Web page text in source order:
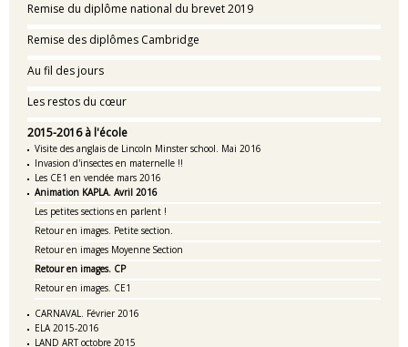
Remise du diplôme national du brevet 2019
Remise des diplômes Cambridge
Au fil des jours
Les restos du cœur
2015-2016 à l'école
Visite des anglais de Lincoln Minster school. Mai 2016
Invasion d'insectes en maternelle !!
Les CE1 en vendée mars 2016
Animation KAPLA. Avril 2016
Les petites sections en parlent !
Retour en images. Petite section.
Retour en images Moyenne Section
Retour en images. CP
Retour en images. CE1
CARNAVAL. Février 2016
ELA 2015-2016
LAND ART octobre 2015